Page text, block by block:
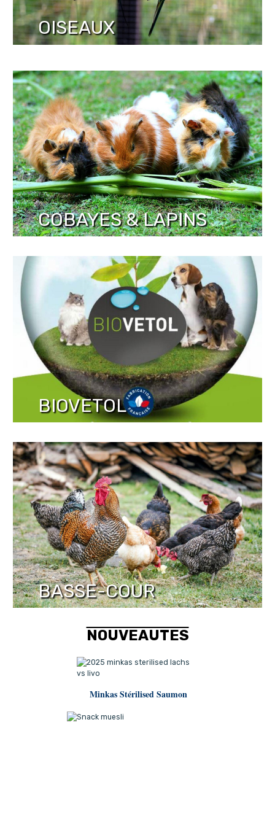
OISEAUX
COBAYES & LAPINS
BIOVETOL
BASSE-COUR
NOUVEAUTES
Minkas Stérilised Saumon